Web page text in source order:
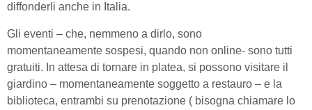
diffonderli anche in Italia.
Gli eventi – che, nemmeno a dirlo, sono
momentaneamente sospesi, quando non online- sono tutti
gratuiti. In attesa di tornare in platea, si possono visitare il
giardino – momentaneamente soggetto a restauro – e la
biblioteca, entrambi su prenotazione ( bisogna chiamare lo